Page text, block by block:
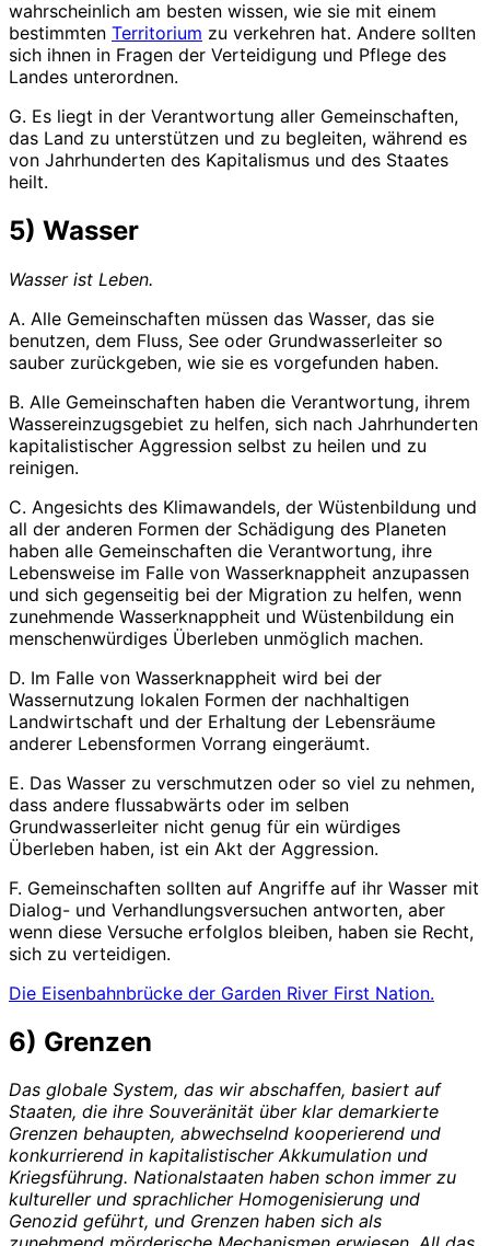
wahrscheinlich am besten wissen, wie sie mit einem
bestimmten Territorium zu verkehren hat. Andere sollten
sich ihnen in Fragen der Verteidigung und Pflege des
Landes unterordnen.
G. Es liegt in der Verantwortung aller Gemeinschaften,
das Land zu unterstützen und zu begleiten, während es
von Jahrhunderten des Kapitalismus und des Staates
heilt.
5) Wasser
Wasser ist Leben.
A. Alle Gemeinschaften müssen das Wasser, das sie
benutzen, dem Fluss, See oder Grundwasserleiter so
sauber zurückgeben, wie sie es vorgefunden haben.
B. Alle Gemeinschaften haben die Verantwortung, ihrem
Wassereinzugsgebiet zu helfen, sich nach Jahrhunderten
kapitalistischer Aggression selbst zu heilen und zu
reinigen.
C. Angesichts des Klimawandels, der Wüstenbildung und
all der anderen Formen der Schädigung des Planeten
haben alle Gemeinschaften die Verantwortung, ihre
Lebensweise im Falle von Wasserknappheit anzupassen
und sich gegenseitig bei der Migration zu helfen, wenn
zunehmende Wasserknappheit und Wüstenbildung ein
menschenwürdiges Überleben unmöglich machen.
D. Im Falle von Wasserknappheit wird bei der
Wassernutzung lokalen Formen der nachhaltigen
Landwirtschaft und der Erhaltung der Lebensräume
anderer Lebensformen Vorrang eingeräumt.
E. Das Wasser zu verschmutzen oder so viel zu nehmen,
dass andere flussabwärts oder im selben
Grundwasserleiter nicht genug für ein würdiges
Überleben haben, ist ein Akt der Aggression.
F. Gemeinschaften sollten auf Angriffe auf ihr Wasser mit
Dialog- und Verhandlungsversuchen antworten, aber
wenn diese Versuche erfolglos bleiben, haben sie Recht,
sich zu verteidigen.
Die Eisenbahnbrücke der Garden River First Nation.
6) Grenzen
Das globale System, das wir abschaffen, basiert auf
Staaten, die ihre Souveränität über klar demarkierte
Grenzen behaupten, abwechselnd kooperierend und
konkurrierend in kapitalistischer Akkumulation und
Kriegsführung. Nationalstaaten haben schon immer zu
kultureller und sprachlicher Homogenisierung und
Genozid geführt, und Grenzen haben sich als